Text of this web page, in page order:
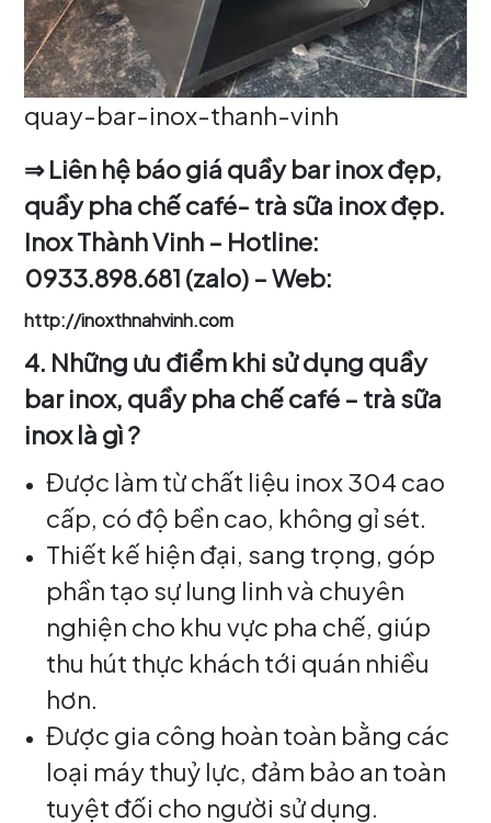
quay-bar-inox-thanh-vinh
⇒ Liên hệ báo giá quầy bar inox đẹp,
quầy pha chế café- trà sữa inox đẹp.
Inox Thành Vinh – Hotline:
0933.898.681 (zalo) – Web:
http://inoxthnahvinh.com
4. Những ưu điểm khi sử dụng quầy
bar inox, quầy pha chế café – trà sữa
inox là gì ?
Được làm từ chất liệu inox 304 cao
cấp, có độ bền cao, không gỉ sét.
Thiết kế hiện đại, sang trọng, góp
phần tạo sự lung linh và chuyên
nghiện cho khu vực pha chế, giúp
thu hút thực khách tới quán nhiều
hơn.
Được gia công hoàn toàn bằng các
loại máy thuỷ lực, đảm bảo an toàn
tuyệt đối cho người sử dụng.